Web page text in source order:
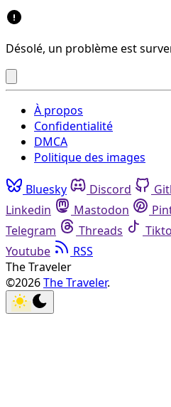
Désolé, un problème est
À propos
Confidentialité
DMCA
Politique des images
Bluesky Discord
Linkedin
Mastodon
Telegram
Threads
Youtube
RSS
The Traveler
©2026The Traveler.